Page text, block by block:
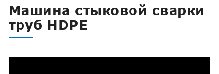
Машина стыковой сварки
труб HDPE